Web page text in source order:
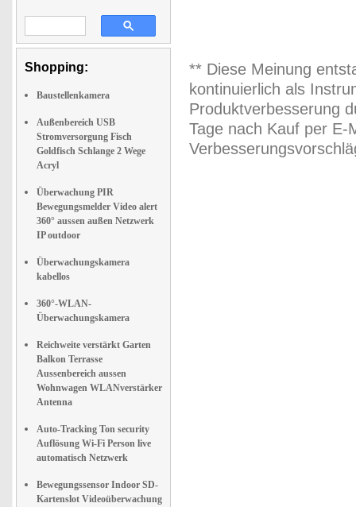
Shopping:
Baustellenkamera
Außenbereich USB
Stromversorgung Fisch
Goldfisch Schlange 2 Wege
Acryl
Überwachung PIR
Bewegungsmelder Video alert
360° aussen außen Netzwerk
IP outdoor
Überwachungskamera
kabellos
360°-WLAN-
Überwachungskamera
Reichweite verstärkt Garten
Balkon Terrasse
Aussenbereich aussen
Wohnwagen WLANverstärker
Antenna
Auto-Tracking Ton security
Auflösung Wi-Fi Person live
automatisch Netzwerk
Bewegungssensor Indoor SD-
Kartenslot Videoüberwachung
** Diese Meinung
kontinuierlich als
Produktverbesserung
Tage nach Kauf per E-